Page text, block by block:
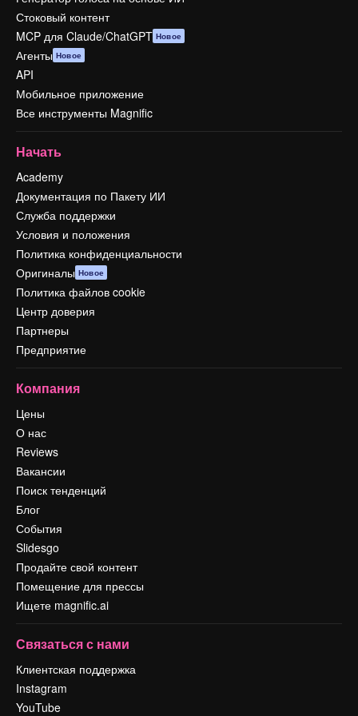
Стоковый контент
MCP для Claude/ChatGPT Новое
Агенты Новое
API
Мобильное приложение
Все инструменты Magnific
Начать
Academy
Документация по Пакету ИИ
Служба поддержки
Условия и положения
Политика конфиденциальности
Оригиналы Новое
Политика файлов cookie
Центр доверия
Партнеры
Предприятие
Компания
Цены
О нас
Reviews
Вакансии
Поиск тенденций
Блог
События
Slidesgo
Продайте свой контент
Помещение для прессы
Ищете magnific.ai
Связаться с нами
Клиентская поддержка
Instagram
YouTube